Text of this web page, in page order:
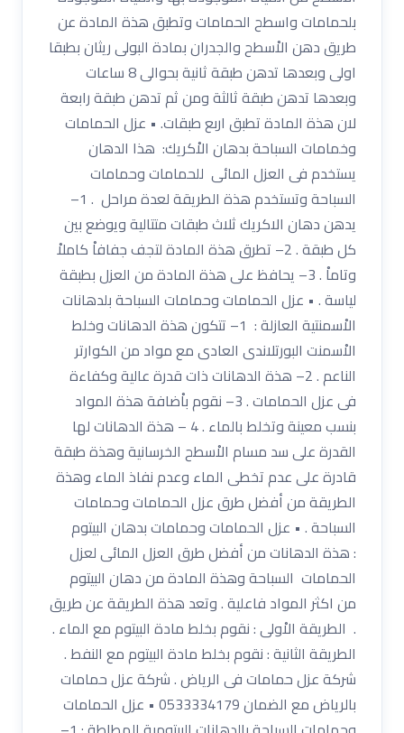
بلحمامات واسطح الحمامات وتطبق هذة المادة عن
طريق دهن الاْسطح والجدران بمادة البولى ريثان بطبقا
اولى وبعدها تدهن طبقة ثانية بحوالى 8 ساعات
وبعدها تدهن طبقة ثالثة ومن ثم تدهن طبقة رابعة
لان هذة المادة تطبق اربع طبقات. • عزل الحمامات
وخمامات السباحة بدهان الاْكريك: هذا الدهان
يستخدم فى العزل المائى للحمامات وحمامات
السباحة وتستخدم هذة الطريقة لعدة مراحل . 1–
يدهن دهان الاكريك ثلاث طبقات متتالية ويوضع بين
كل طبقة . 2– تطرق هذة المادة لتجف جفافاْ كاملاْ
وتاماْ . 3– يحافظ على هذة المادة من العزل بطبقة
لياسة . • عزل الحمامات وحمامات السباحة بلدهانات
الاْسمنتية العازلة : 1– تتكون هذة الدهانات وخلط
الاْسمنت البورتلاندى العادى مع مواد من الكوارتر
الناعم . 2– هذة الدهانات ذات قدرة عالية وكفاءة
فى عزل الحمامات . 3– نقوم باْضافة هذة المواد
بنسب معينة وتخلط بالماء . 4 – هذة الدهانات لها
القدرة على سد مسام الاْسطح الخرسانية وهذة طبقة
قادرة على عدم تخطى الماء وعدم نفاذ الماء وهذة
الطريقة من أفضل طرق عزل الحمامات وحمامات
السباحة . • عزل الحمامات وحمامات بدهان البيتوم
: هذة الدهانات من أفضل طرق العزل المائى لعزل
الحمامات السباحة وهذة المادة من دهان البيتوم
من اكثر المواد فاعلية . وتعد هذة الطريقة عن طريق
. الطريقة الاْولى : نقوم بخلط مادة البيتوم مع الماء .
الطريقة الثانية : نقوم بخلط مادة البيتوم مع النفط .
شركة عزل حمامات فى الرياض . شركة عزل حمامات
بالرياض مع الضمان 0533334179 • عزل الحمامات